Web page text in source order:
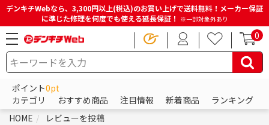
デンキチWebなら、3,300円以上(税込)のお買い上げで送料無料！メーカー保証
に準じた修理を何度でも使える延長保証！ ※一部対象外あり
0
ポイント0pt
カテゴリ
おすすめ商品 注目情報 新着商品
ランキング
HOME
レビューを投稿